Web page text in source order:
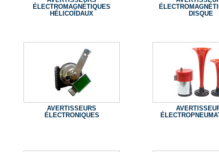
ÉLECTROMAGNÉTIQUES
HÉLICOÏDAUX
DISQUE
AVERTISSEURS
ÉLECTRONIQUES